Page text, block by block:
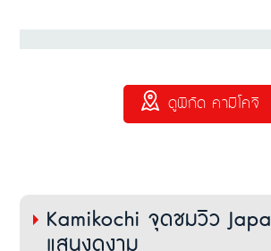
ดูพิกัด คามิโคจิ
Kamikochi จุดชมวิว